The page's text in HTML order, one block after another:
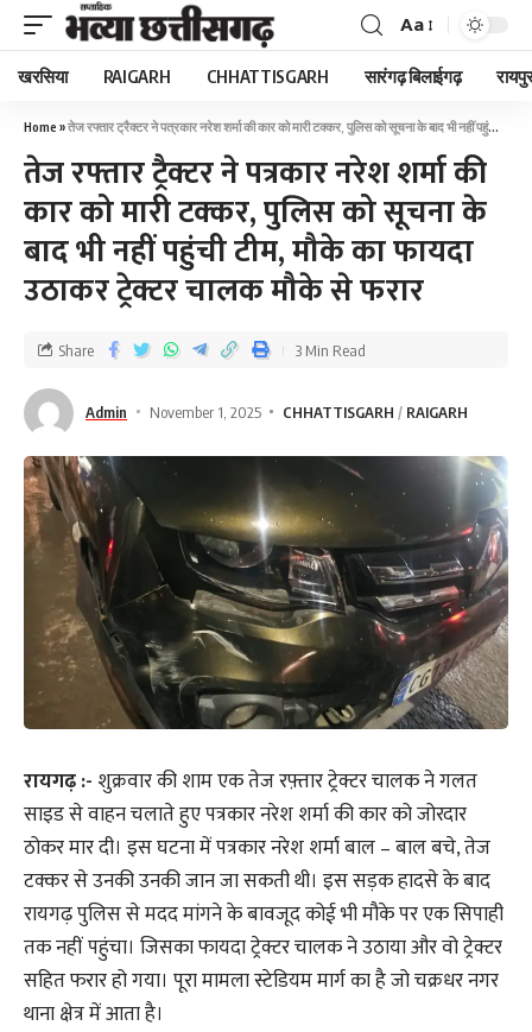
Aa
खरसिया RAIGARH CHHATTISGARH सारंगढ़ बिलाईगढ़
Home »तेज रफ्तार ट्रैक्टर ने पत्रकार नरेश शर्मा की कार को मारी टक्कर, पुलिस को सूचना के बाद भी नहीं पहुंची टीम, मौके का फायदा उठाकर ट्रेक्टर चालक मौके से फरार
तेज रफ्तार ट्रैक्टर ने पत्रकार नरेश शर्मा की
कार को मारी टक्कर, पुलिस को सूचना के
बाद भी नहीं पहुंची टीम, मौके का फायदा
उठाकर ट्रेक्टर चालक मौके से फरार
Admin November 1, 2025 CHHATTISGARH RAIGARH
Share 3 Min Read
रायगढ़ :- शुक्रवार की शाम एक तेज रफ़्तार ट्रेक्टर चालक ने गलत
साइड से वाहन चलाते हुए पत्रकार नरेश शर्मा की कार को जोरदार
ठोकर मार दी। इस घटना में पत्रकार नरेश शर्मा बाल – बाल बचे, तेज
टक्कर से उनकी उनकी जान जा सकती थी। इस सड़क हादसे के बाद
रायगढ़ पुलिस से मदद मांगने के बावजूद कोई भी मौके पर एक सिपाही
तक नहीं पहुंचा। जिसका फायदा ट्रेक्टर चालक ने उठाया और वो ट्रेक्टर
सहित फरार हो गया। पूरा मामला स्टेडियम मार्ग का है जो चक्रधर नगर
थाना क्षेत्र में आता है।